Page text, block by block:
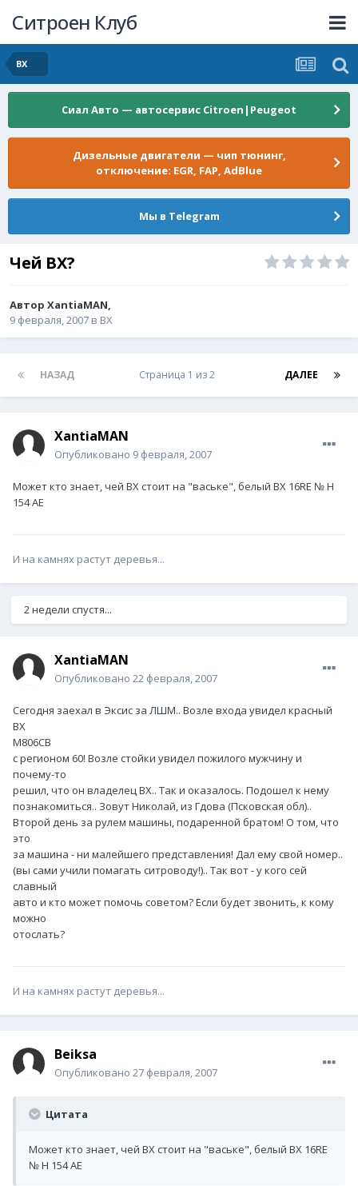
Ситроен Клуб
BX
Сиал Авто — автосервис Citroen|Peugeot
Дизельные двигатели — чип тюнинг,
отключение: EGR, FAP, AdBlue
Мы в Telegram
Чей ВХ?
Автор XantiaMAN,
9 февраля, 2007 в BX
НАЗАД ДАЛЕЕ
Страница 1 из 2
XantiaMAN
Опубликовано 9 февраля, 2007
Может кто знает, чей ВХ стоит на "ваське", белый BX 16RE № Н
154 АЕ
И на камнях растут деревья...
2 недели спустя...
XantiaMAN
Опубликовано 22 февраля, 2007
Сегодня заехал в Эксис за ЛШМ.. Возле входа увидел красный
ВХ
М806СВ
с регионом 60! Возле стойки увидел пожилого мужчину и
почему-то
решил, что он владелец ВХ.. Так и оказалось. Подошел к нему
познакомиться.. Зовут Николай, из Гдова (Псковская обл)..
Второй день за рулем машины, подаренной братом! О том, что
это
за машина - ни малейшего представления! Дал ему свой номер..
(вы сами учили помагать ситроводу!).. Так вот - у кого сей
славный
авто и кто может помочь советом? Если будет звонить, к кому
можно
отослать?
И на камнях растут деревья...
Beiksa
Опубликовано 27 февраля, 2007
Цитата
Может кто знает, чей ВХ стоит на "ваське", белый BX 16RE
№ Н 154 АЕ